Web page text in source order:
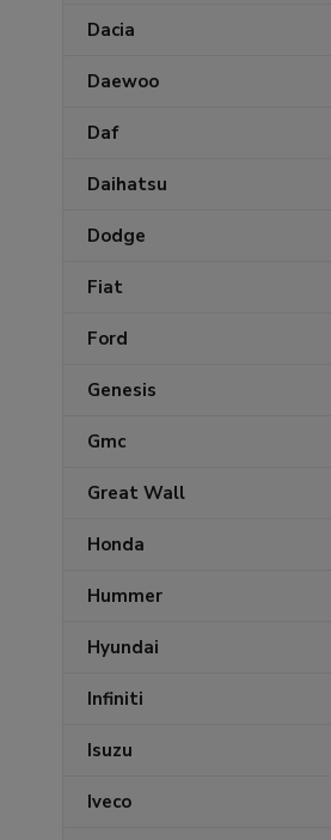
Dacia
Daewoo
Daf
Daihatsu
Dodge
Fiat
Ford
Genesis
Gmc
Great Wall
Honda
Hummer
Hyundai
Infiniti
Isuzu
Iveco